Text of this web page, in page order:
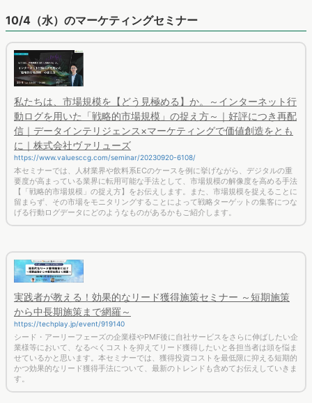
10/4（水）のマーケティングセミナー
私たちは、市場規模を【どう見極める】か。～インターネット行
動ログを用いた「戦略的市場規模」の捉え方～｜好評につき再配
信｜データインテリジェンス×マーケティングで価値創造をとも
に｜株式会社ヴァリューズ
https://www.valuesccg.com/seminar/20230920-6108/
本セミナーでは、人材業界や飲料系ECのケースを例に挙げながら、デジタルの重
要度が高まっている業界に転用可能な手法として、市場規模の解像度を高める手法
【「戦略的市場規模」の捉え方】をお伝えします。また、市場規模を捉えることに
留まらず、その市場をモニタリングすることによって戦略ターゲットの集客につな
げる行動ログデータにどのようなものがあるかもご紹介します。
実践者が教える！効果的なリード獲得施策セミナー ～短期施策
から中長期施策まで網羅～
https://techplay.jp/event/919140
シード・アーリーフェーズの企業様やPMF後に自社サービスをさらに伸ばしたい企
業様等において、なるべくコストを抑えてリード獲得したいと各担当者は頭を悩ま
せているかと思います。本セミナーでは、獲得投資コストを最低限に抑える短期的
かつ効果的なリード獲得手法について、最新のトレンドも含めてお伝えしていきま
す。